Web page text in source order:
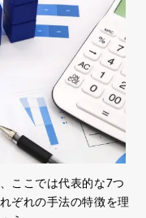
ここでは代表的な7つ
ぞれの手法の特徴を理